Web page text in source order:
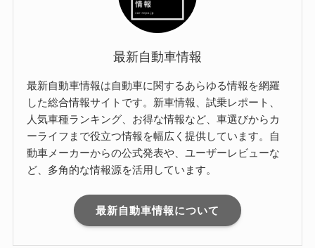
最新自動車情報
最新自動車情報は自動車に関するあらゆる情報を網羅
した総合情報サイトです。新車情報、試乗レポート、
人気車種ランキング、お得な情報など、車選びからカ
ーライフまで役立つ情報を幅広く提供しています。自
動車メーカーからの公式発表や、ユーザーレビューな
ど、多角的な情報源を活用しています。
最新自動車情報について